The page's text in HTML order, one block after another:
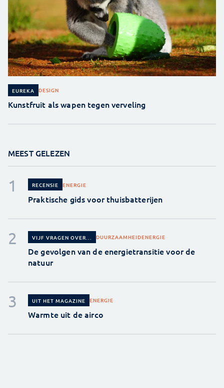
EUREKA DESIGN
Kunstfruit als wapen tegen verveling
MEEST GELEZEN
RECENSIE ENERGIE
Praktische gids voor thuisbatterijen
VIJF VRAGEN OVER... DUURZAAMHEIDENERGIE
De gevolgen van de energietransitie voor de
natuur
UIT HET MAGAZINE ENERGIE
Warmte uit de airco